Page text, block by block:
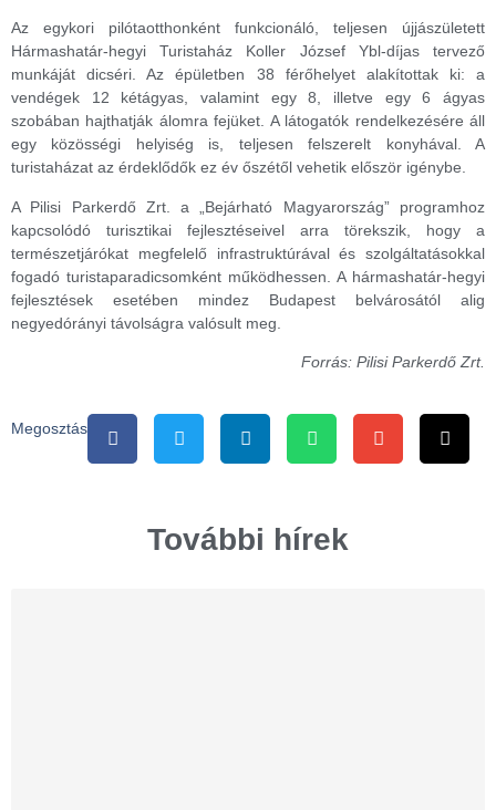
Az egykori pilótaotthonként funkcionáló, teljesen újjászületett
Hármashatár-hegyi Turistaház Koller József Ybl-díjas tervező
munkáját dicséri. Az épületben 38 férőhelyet alakítottak ki: a
vendégek 12 kétágyas, valamint egy 8, illetve egy 6 ágyas
szobában hajthatják álomra fejüket. A látogatók rendelkezésére áll
egy közösségi helyiség is, teljesen felszerelt konyhával. A
turistaházat az érdeklődők ez év őszétől vehetik először igénybe.
A Pilisi Parkerdő Zrt. a „Bejárható Magyarország” programhoz
kapcsolódó turisztikai fejlesztéseivel arra törekszik, hogy a
természetjárókat megfelelő infrastruktúrával és szolgáltatásokkal
fogadó turistaparadicsomként működhessen. A hármashatár-hegyi
fejlesztések esetében mindez Budapest belvárosától alig
negyedórányi távolságra valósult meg.
Forrás: Pilisi Parkerdő Zrt.
Megosztás
További hírek